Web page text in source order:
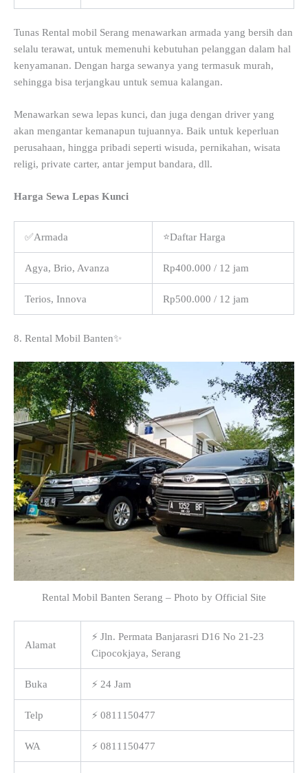
Tunas Rental mobil Serang menawarkan armada yang bersih dan
selalu terawat, untuk memenuhi kebutuhan pelanggan dalam hal
kenyamanan. Dengan harga sewanya yang termasuk murah,
sehingga bisa terjangkau untuk semua kalangan.
Menawarkan sewa lepas kunci, dan juga dengan driver yang
akan mengantar kemanapun tujuannya. Baik untuk keperluan
perusahaan, hingga pribadi seperti wisuda, pernikahan, wisata
religi, private carter, antar jemput bandara, dll.
Harga Sewa Lepas Kunci
✅Armada ⭐Daftar Harga
Agya, Brio, Avanza Rp400.000 / 12 jam
Terios, Innova Rp500.000 / 12 jam
8. Rental Mobil Banten✨
Rental Mobil Banten Serang – Photo by Official Site
Alamat
⚡ Jln. Permata Banjarasri D16 No 21-23
Cipocokjaya, Serang
Buka ⚡ 24 Jam
Telp ⚡ 0811150477
WA ⚡ 0811150477